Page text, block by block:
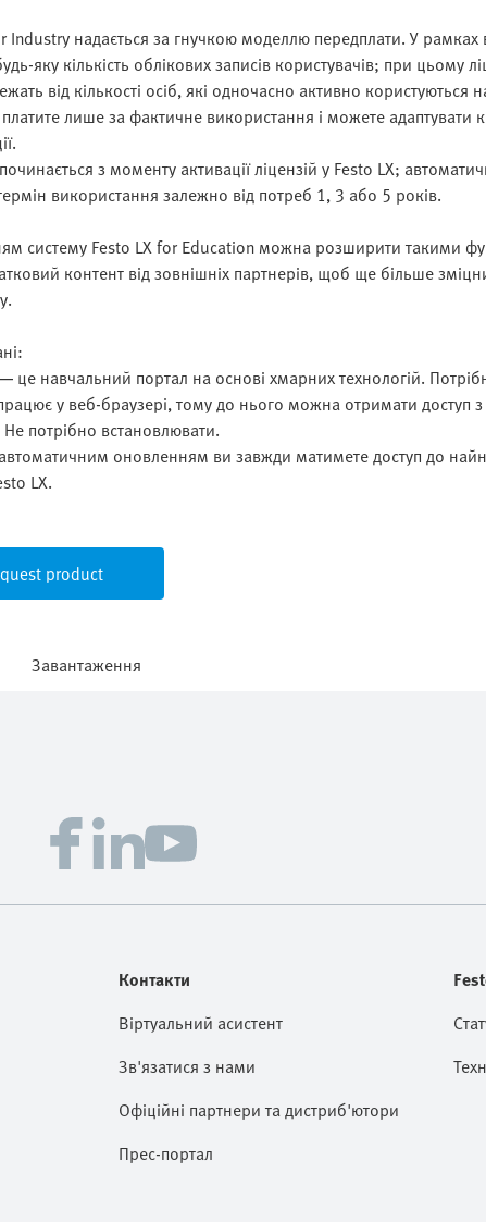
Industry надається за гнучкою моделлю передплати. У рамках
яку кількість облікових записів користувачів; при цьому
від кількості осіб, які одночасно активно
лише за фактичне використання і можете адаптувати
починається з моменту активації ліцензій у Festo LX;
використання залежно від потреб 1, 3 або 5 років.
систему Festo LX for Education можна розширити такими
контент від зовнішніх партнерів, щоб ще більше
це навчальний портал на основі хмарних технологій.
у веб-браузері, тому до нього можна отримати доступ
Не потрібно встановлювати.
оновленням ви завжди матимете доступ до
LX.
product
Завантаження
Контакти
Віртуальний асистент
Зв'язатися з нами
Офіційні партнери та дистриб'ютори
Прес-портал